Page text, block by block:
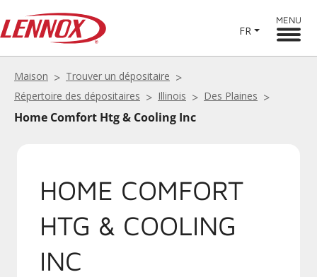
FR
MENU
Maison
Trouver un dépositaire
Répertoire des dépositaires
Illinois Des Plaines
Home Comfort Htg & Cooling Inc
HOME COMFORT
HTG & COOLING
INC